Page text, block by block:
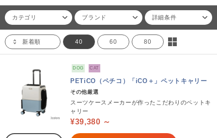
カテゴリ ブランド 詳細条件
新着順 40 60 80
DOG CAT
PETiCO（ペチコ）「iCO＋」ペットキャリー
その他厳選
スーツケースメーカーが作ったこだわりのペットキ
ャリー
¥39,380 ～